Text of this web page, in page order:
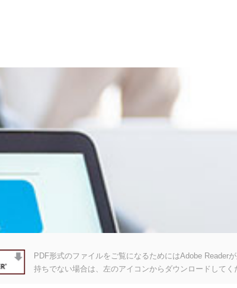
PDF形式のファイルをご覧になるためにはAdobe Reader
持ちでない場合は、左のアイコンからダウンロードしてく